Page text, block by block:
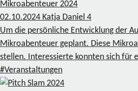
Mikroabenteuer 2024
02.10.2024 Katja Daniel 4
Um die persönliche Entwicklung der
Mikroabenteuer geplant. Diese
stellen. Interessierte konnten sich für
#Veranstaltungen